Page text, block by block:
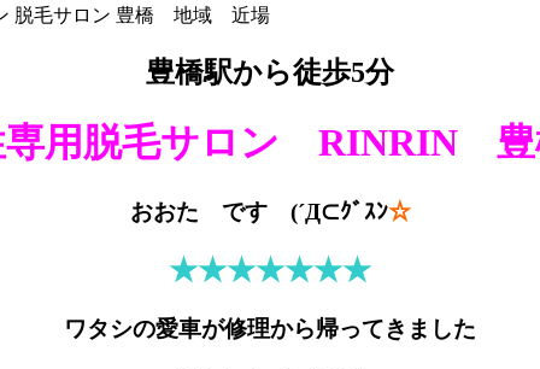
脱毛サロン 豊橋 地域 近場
豊橋駅から徒歩5分
専用脱毛サロン RINRIN 豊
おおた です (´Д⊂ｸﾞｽﾝ☆
★★★★★★★
ワタシの愛車が修理から帰ってきました